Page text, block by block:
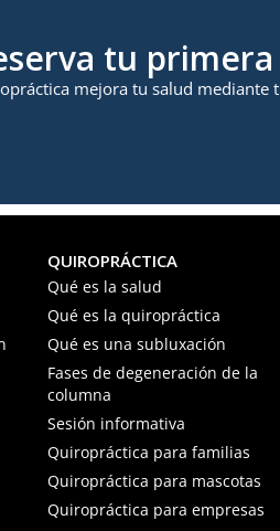
tu
mejora tu salud mediante
QUIROPRÁCTICA
Qué es la salud
Qué es la quiropráctica
Qué es una subluxación
Fases de degeneración de la
columna
Sesión informativa
Quiropráctica para familias
Quiropráctica para mascotas
Quiropráctica para empresas